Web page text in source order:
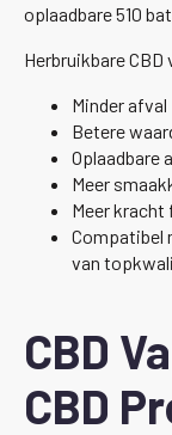
oplaadbare 510
Herbruikbare CBD
Minder afval
Betere
Oplaadbare
Meer
Meer
Compatibel
van
CBD
CBD